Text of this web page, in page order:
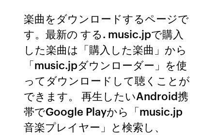
楽曲をダウンロードするページで
す。最新の する. music.jpで購入
した楽曲は「購入した楽曲」から
「music.jpダウンローダー」を使
ってダウンロードして聴くことが
できます。 再生したいAndroid携
帯でGoogle Playから「music.jp
音楽プレイヤー」と検索し、